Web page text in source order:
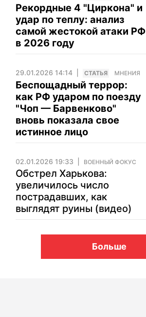
Рекордные 4 "Циркона" и
удар по теплу: анализ
самой жестокой атаки РФ
в 2026 году
29.01.2026 14:14 CТАТЬЯ МНЕНИЯ
Беспощадный террор:
как РФ ударом по поезду
"Чоп — Барвенково"
вновь показала свое
истинное лицо
02.01.2026 19:33 ВОЕННЫЙ ФОКУС
Обстрел Харькова:
увеличилось число
пострадавших, как
выглядят руины (видео)
Больше